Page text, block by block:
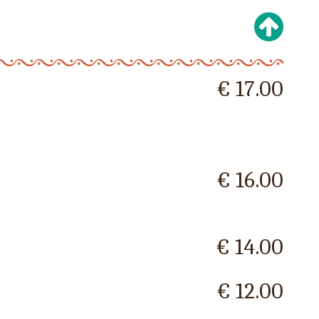
€ 17.00
€ 16.00
€ 14.00
€ 12.00